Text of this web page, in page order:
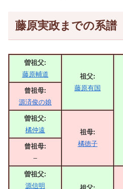
藤原実政までの系譜
曽祖父:
藤原輔道
祖父:
藤原有国
曾祖母:
源済俊の娘
曽祖父:
橘仲遠
祖母:
橘徳子
曾祖母:
–
曽祖父:
源信明